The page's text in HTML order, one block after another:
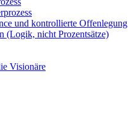
und kontrollierte Offenlegung
(Logik, nicht Prozentsätze)
Visionäre